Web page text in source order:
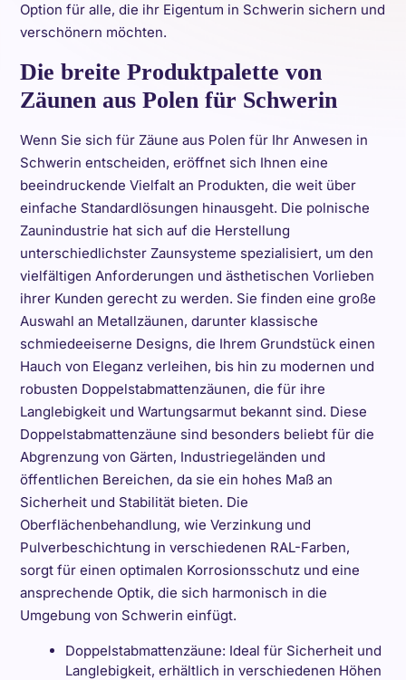
Option für alle, die ihr Eigentum in Schwerin sichern und
verschönern möchten.
Die breite Produktpalette von
Zäunen aus Polen für Schwerin
Wenn Sie sich für Zäune aus Polen für Ihr Anwesen in
Schwerin entscheiden, eröffnet sich Ihnen eine
beeindruckende Vielfalt an Produkten, die weit über
einfache Standardlösungen hinausgeht. Die polnische
Zaunindustrie hat sich auf die Herstellung
unterschiedlichster Zaunsysteme spezialisiert, um den
vielfältigen Anforderungen und ästhetischen Vorlieben
ihrer Kunden gerecht zu werden. Sie finden eine große
Auswahl an Metallzäunen, darunter klassische
schmiedeeiserne Designs, die Ihrem Grundstück einen
Hauch von Eleganz verleihen, bis hin zu modernen und
robusten Doppelstabmattenzäunen, die für ihre
Langlebigkeit und Wartungsarmut bekannt sind. Diese
Doppelstabmattenzäune sind besonders beliebt für die
Abgrenzung von Gärten, Industriegeländen und
öffentlichen Bereichen, da sie ein hohes Maß an
Sicherheit und Stabilität bieten. Die
Oberflächenbehandlung, wie Verzinkung und
Pulverbeschichtung in verschiedenen RAL-Farben,
sorgt für einen optimalen Korrosionsschutz und eine
ansprechende Optik, die sich harmonisch in die
Umgebung von Schwerin einfügt.
Doppelstabmattenzäune: Ideal für Sicherheit und
Langlebigkeit, erhältlich in verschiedenen Höhen